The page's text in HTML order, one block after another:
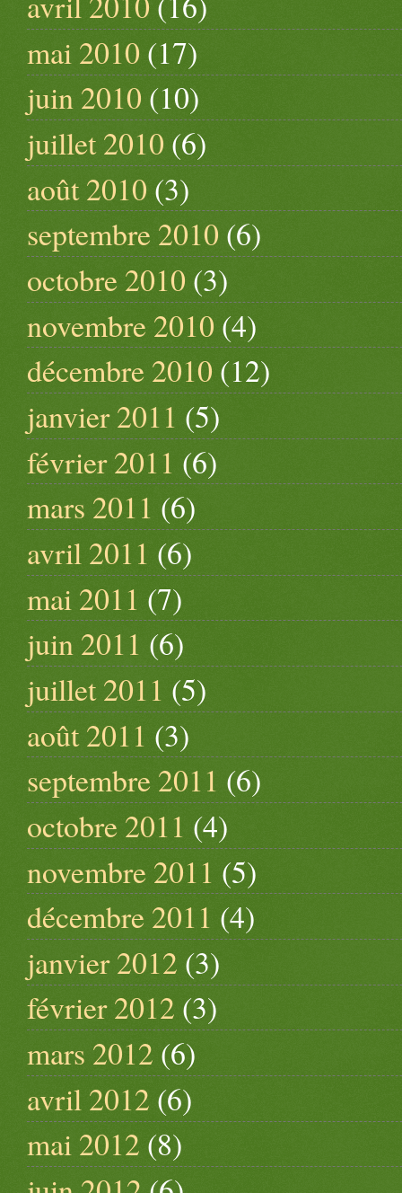
mai 2010 (17)
juin 2010 (10)
juillet 2010 (6)
août 2010 (3)
septembre 2010 (6)
octobre 2010 (3)
novembre 2010 (4)
décembre 2010 (12)
janvier 2011 (5)
février 2011 (6)
mars 2011 (6)
avril 2011 (6)
mai 2011 (7)
juin 2011 (6)
juillet 2011 (5)
août 2011 (3)
septembre 2011 (6)
octobre 2011 (4)
novembre 2011 (5)
décembre 2011 (4)
janvier 2012 (3)
février 2012 (3)
mars 2012 (6)
avril 2012 (6)
mai 2012 (8)